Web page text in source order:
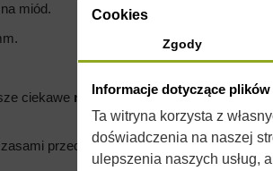
miód.
ciekawe nakrętkina słoiki, w naszej
przedmioty mogą różnić się od
Cookies
Zgody
Informacje dotyczące
Ta witryna korzysta z
doświadczenia na naszej
ulepszenia naszych usług,